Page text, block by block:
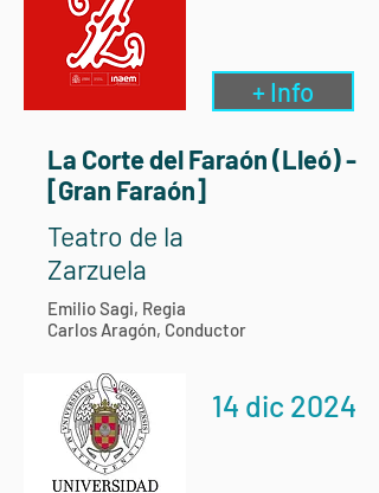
+ Info
La Corte del Faraón (Lleó) -
[Gran Faraón]
Teatro de la
Zarzuela
Emilio Sagi, Regia
Carlos Aragón, Conductor
14 dic 2024